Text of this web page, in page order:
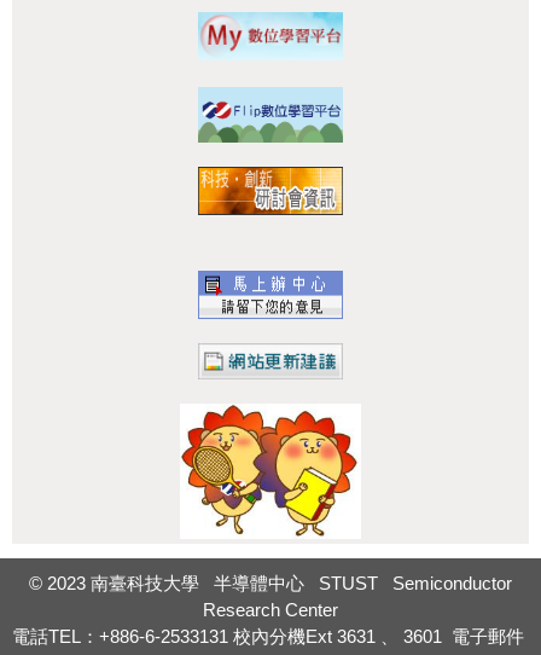
© 2023 南臺科技大學 半導體中心 STUST Semiconductor
Research Center
電話TEL：+886-6-2533131 校內分機Ext 3631 3601
電子郵件